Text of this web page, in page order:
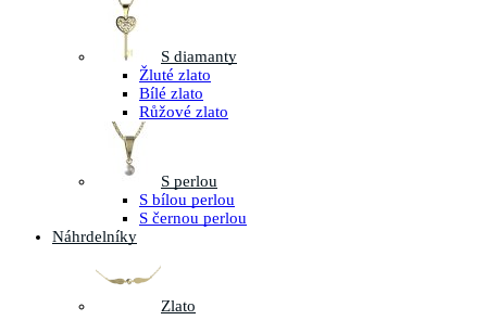
S diamanty
Žluté zlato
Bílé zlato
Růžové zlato
S perlou
S bílou perlou
S černou perlou
Náhrdelníky
Zlato